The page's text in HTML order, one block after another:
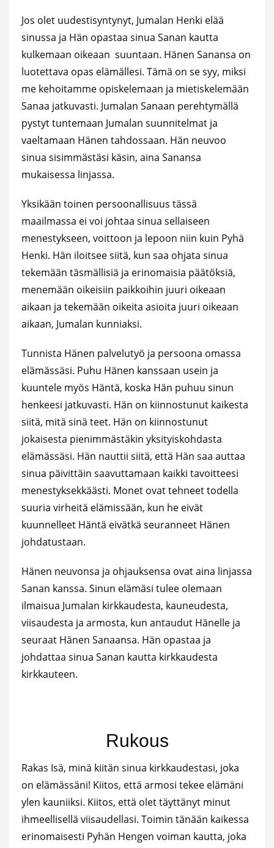
Jos olet uudestisyntynyt, Jumalan Henki elää
sinussa ja Hän opastaa sinua Sanan kautta
kulkemaan oikeaan suuntaan. Hänen Sanansa on
luotettava opas elämällesi. Tämä on se syy, miksi
me kehoitamme opiskelemaan ja mietiskelemään
Sanaa jatkuvasti. Jumalan Sanaan perehtymällä
pystyt tuntemaan Jumalan suunnitelmat ja
vaeltamaan Hänen tahdossaan. Hän neuvoo
sinua sisimmästäsi käsin, aina Sanansa
mukaisessa linjassa.
Yksikään toinen persoonallisuus tässä
maailmassa ei voi johtaa sinua sellaiseen
menestykseen, voittoon ja lepoon niin kuin Pyhä
Henki. Hän iloitsee siitä, kun saa ohjata sinua
tekemään täsmällisiä ja erinomaisia päätöksiä,
menemään oikeisiin paikkoihin juuri oikeaan
aikaan ja tekemään oikeita asioita juuri oikeaan
aikaan, Jumalan kunniaksi.
Tunnista Hänen palvelutyö ja persoona omassa
elämässäsi. Puhu Hänen kanssaan usein ja
kuuntele myös Häntä, koska Hän puhuu sinun
henkeesi jatkuvasti. Hän on kiinnostunut kaikesta
siitä, mitä sinä teet. Hän on kiinnostunut
jokaisesta pienimmästäkin yksityiskohdasta
elämässäsi. Hän nauttii siitä, että Hän saa auttaa
sinua päivittäin saavuttamaan kaikki tavoitteesi
menestyksekkäästi. Monet ovat tehneet todella
suuria virheitä elämissään, kun he eivät
kuunnelleet Häntä eivätkä seuranneet Hänen
johdatustaan.
Hänen neuvonsa ja ohjauksensa ovat aina linjassa
Sanan kanssa. Sinun elämäsi tulee olemaan
ilmaisua Jumalan kirkkaudesta, kauneudesta,
viisaudesta ja armosta, kun antaudut Hänelle ja
seuraat Hänen Sanaansa. Hän opastaa ja
johdattaa sinua Sanan kautta kirkkaudesta
kirkkauteen.
Rukous
Rakas Isä, minä kiitän sinua kirkkaudestasi, joka
on elämässäni! Kiitos, että armosi tekee elämäni
ylen kauniiksi. Kiitos, että olet täyttänyt minut
ihmeellisellä viisaudellasi. Toimin tänään kaikessa
erinomaisesti Pyhän Hengen voiman kautta, joka